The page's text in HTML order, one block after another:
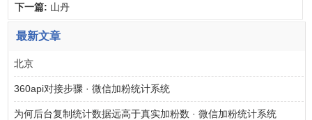
下一篇: 山丹
最新文章
北京
360api对接步骤 · 微信加粉统计系统
为何后台复制统计数据远高于真实加粉数 · 微信加粉统计系统